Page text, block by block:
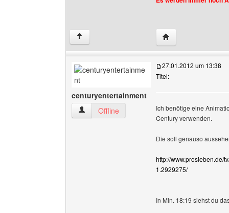
↑ Website dieses
centuryentertainment
centuryentertainment Benutzer-Profile
Offline
27.01.2012 um 13:38
Titel:
Ich benötige eine
Century verwenden.
Die soll genauso
http://www.prosieben.de/
1.2929275/
In Min. 18:19 siehst du